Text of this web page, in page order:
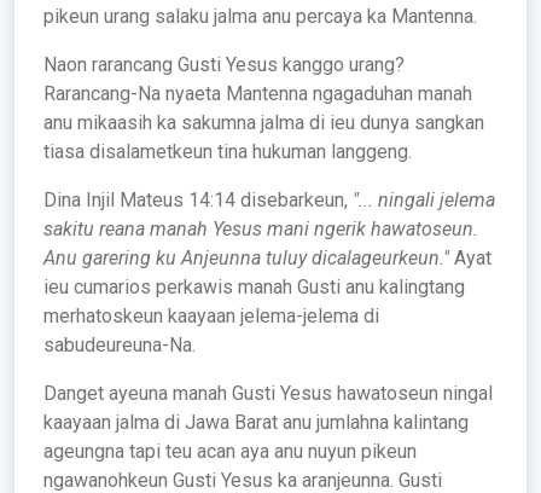
pikeun urang salaku jalma anu percaya ka Mantenna.
Naon rarancang Gusti Yesus kanggo urang?
Rarancang-Na nyaeta Mantenna ngagaduhan manah
anu mikaasih ka sakumna jalma di ieu dunya sangkan
tiasa disalametkeun tina hukuman langgeng.
Dina Injil Mateus 14:14 disebarkeun, "... ningali jelema
sakitu reana manah Yesus mani ngerik hawatoseun.
Anu garering ku Anjeunna tuluy dicalageurkeun."Ayat
ieu cumarios perkawis manah Gusti anu kalingtang
merhatoskeun kaayaan jelema-jelema di
sabudeureuna-Na.
Danget ayeuna manah Gusti Yesus hawatoseun ningal
kaayaan jalma di Jawa Barat anu jumlahna kalintang
ageungna tapi teu acan aya anu nuyun pikeun
ngawanohkeun Gusti Yesus ka aranjeunna. Gusti